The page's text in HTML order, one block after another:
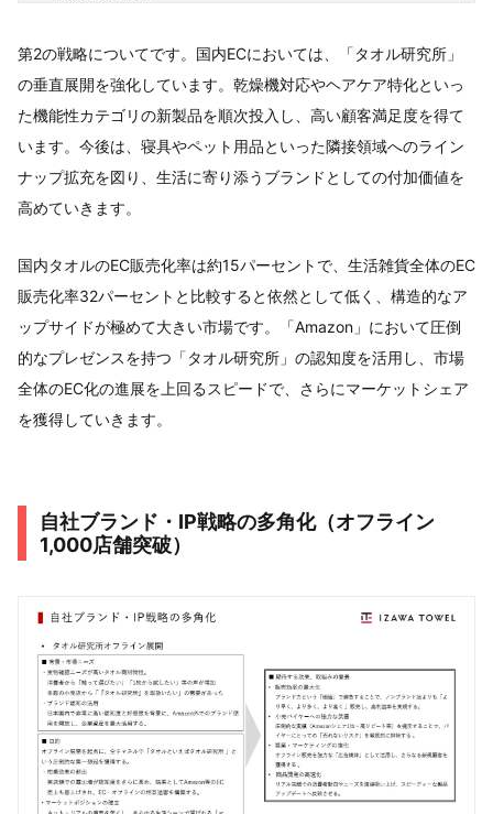
第2の戦略についてです。国内ECにおいては、「タオル研究所」
の垂直展開を強化しています。乾燥機対応やヘアケア特化といっ
た機能性カテゴリの新製品を順次投入し、高い顧客満足度を得て
います。今後は、寝具やペット用品といった隣接領域へのライン
ナップ拡充を図り、生活に寄り添うブランドとしての付加価値を
高めていきます。
国内タオルのEC販売化率は約15パーセントで、生活雑貨全体のEC
販売化率32パーセントと比較すると依然として低く、構造的なア
ップサイドが極めて大きい市場です。「Amazon」において圧倒
的なプレゼンスを持つ「タオル研究所」の認知度を活用し、市場
全体のEC化の進展を上回るスピードで、さらにマーケットシェア
を獲得していきます。
自社ブランド・IP戦略の多角化（オフライン
1,000店舗突破）